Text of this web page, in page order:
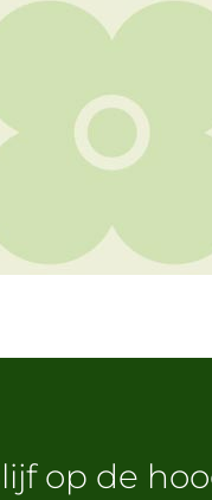
op de